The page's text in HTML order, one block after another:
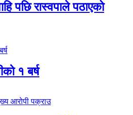
पछि रास्वपाले पठाएको
१ बर्ष